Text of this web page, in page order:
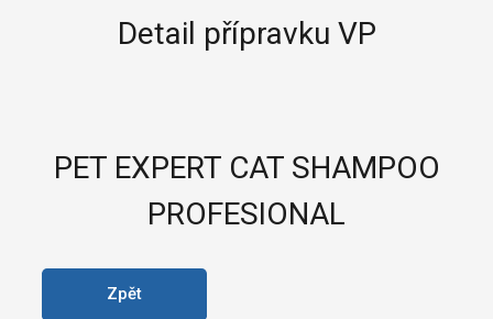
Detail přípravku VP
PET EXPERT CAT SHAMPOO
PROFESIONAL
Zpět